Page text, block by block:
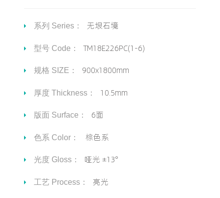
系列 Series： 无垠石境
型号 Code： TM18E226PC(1-6)
规格 SIZE： 900x1800mm
厚度 Thickness： 10.5mm
版面 Surface： 6面
色系 Color： 棕色系
光度 Gloss： 哑光 ±13°
工艺 Process： 亮光